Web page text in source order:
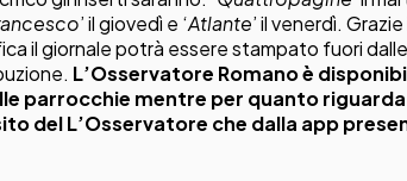
’ il giovedì e ‘Atlante’ il venerdì.
il giornale potrà essere stampato fuori
L’Osservatore Romano è
parrocchie mentre per quanto
del L’Osservatore che dalla app